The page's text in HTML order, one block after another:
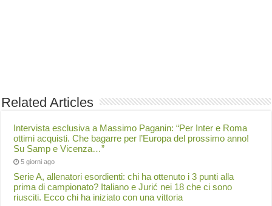
Related Articles
Intervista esclusiva a Massimo Paganin: “Per Inter e Roma
ottimi acquisti. Che bagarre per l’Europa del prossimo anno!
Su Samp e Vicenza…”
5 giorni ago
Serie A, allenatori esordienti: chi ha ottenuto i 3 punti alla
prima di campionato? Italiano e Jurić nei 18 che ci sono
riusciti. Ecco chi ha iniziato con una vittoria